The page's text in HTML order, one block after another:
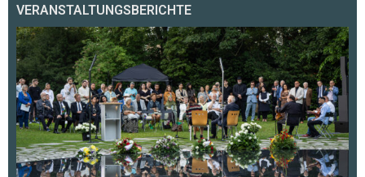
VERANSTALTUNGSBERICHTE